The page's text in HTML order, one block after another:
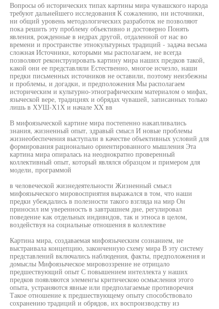
Вопросы об исторических типах картины мира чувашского народа
требуют дальнейшего исследования К сожалению, ни источники,
ни общий уровень методологических разработок не позволяют
пока решить эту проблему объективно и достоверно Понять
явления, рожденные в недрах другой, отдаленной от нас во
времени и пространстве этнокультурных традиций - задача весьма
сложная Источники, которыми мы располагаем, не всегда
позволяют реконструировать картину мира наших предков такой,
какой они ее представляли Естественно, многое исчезло, наши
предки письменных источников не оставили, поэтому неизбежны
и проблемы, и догадки, и предположения Мы располагаем
историческим и культурно-этнографическим материалом о мифах,
языческой вере, традициях и обрядах чувашей, записанных только
лишь в ХУШ-Х1Х и начале XX вв
В мифоязыческой картине мира постепенно накапливались
знания, жизненный опыт, здравый смысл И новые проблемы
жизнеобеспечения выступали в качестве объективных условий для
формирования рационально ориентированного мышления Эта
картина мира опиралась на неоднократно проверенный
коллективный опыт, который являлся образцом и примером для
модели, программой
в человеческой жизнедеятельности Жизненный смысл
мифоязыческого мировосприятия выражался в том, что наши
предки убеждались в полезности такого взгляда на мир Он
приносил им уверенность в завтрашнем дне, регулировал
поведение как отдельных индивидов, так и этноса в целом,
воздействуя на социальные отношения в коллективе
Картина мира, создаваемая мифоязыческим сознанием, не
выстраивала концепцию, законченную схему мира В эту систему
представлений включались наблюдения, факты, предположения и
домыслы Мифоязыческое мировоззрение не отрицало
предшествующий опыт С повышением интеллекта у наших
предков появляются элеменгы критическою осмысления этого
опыта, устраняются явные или предполагаемые противоречия
Такое отношение к предшествующему опыту способствовало
сохранению традиций и обрядов, их воспроизводству из